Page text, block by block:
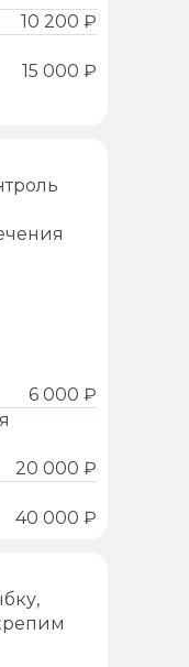
10 200 ₽
15 000 ₽
6 000 ₽
20 000 ₽
40 000 ₽